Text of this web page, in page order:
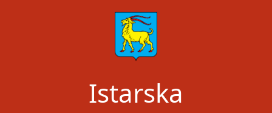
Istarska